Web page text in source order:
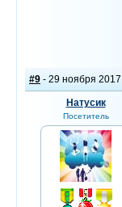
#9 - 29 ноября
Натусик
Посетитель